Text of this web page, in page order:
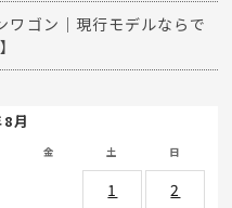
ワゴン｜現行モデルならで
月
金 土 日
1
2